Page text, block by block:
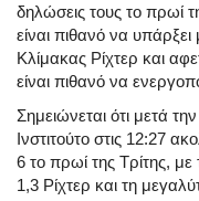
δηλώσεις τους το πρωί
είναι πιθανό να
Κλίμακας Ρίχτερ και
είναι πιθανό να
Σημειώνεται ότι μετά
Ινστιτούτο στις 12:27
6 το πρωί της Τρίτης, με
1,3 Ρίχτερ και τη